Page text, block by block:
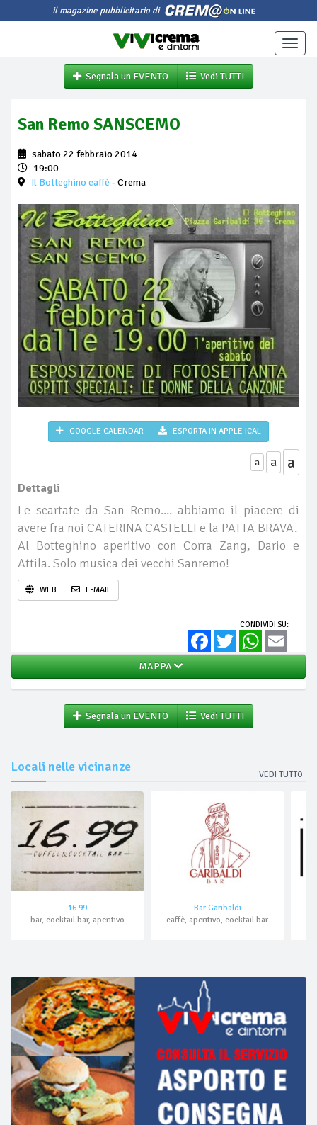
il magazine pubblicitario di
Toggle
Segnala un EVENTO
Vedi TUTTI
San Remo SANSCEMO
sabato 22 febbraio 2014
19:00
Il Botteghino caffè - Crema
GOOGLE CALENDAR ESPORTA IN APPLE ICAL
a a a
Dettagli
Le scartate da San Remo.... abbiamo il piacere di
avere fra noi CATERINA CASTELLI e la PATTA BRAVA.
Al Botteghino aperitivo con Corra Zang, Dario e
Attila. Solo musica dei vecchi Sanremo!
WEB E-MAIL
CONDIVIDI SU:
FacebookTwitter WhatsApp
MAPPA
Segnala un EVENTO Vedi TUTTI
Locali nelle vicinanze
VEDI TUTTO
16.99
bar, cocktail bar, aperitivo
Bar Garibaldi
caffè, aperitivo, cocktail bar